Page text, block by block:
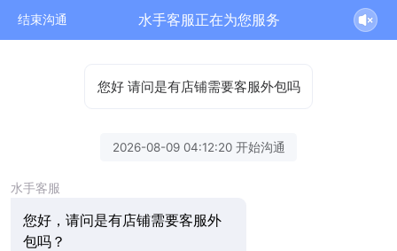
结束沟通 水手客服正在为您服务
您好 请问是有店铺需要客服外包吗
2026-08-09 04:12:20 开始沟通
水手客服
您好，请问是有店铺需要客服外
包吗？